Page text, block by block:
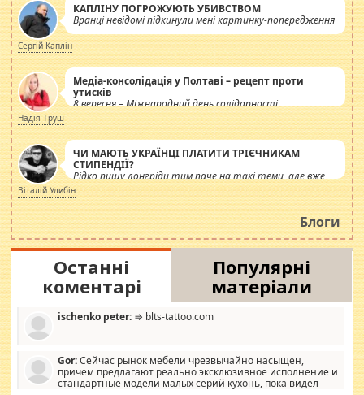
КАПЛІНУ ПОГРОЖУЮТЬ УБИВСТВОМ
Вранці невідомі підкинули мені картинку-попередження
Сергій Каплін
Медіа-консолідація у Полтаві – рецепт проти
утисків
8 вересня – Міжнародний день солідарності
журналістів.
Надія Труш
ЧИ МАЮТЬ УКРАЇНЦІ ПЛАТИТИ ТРІЄЧНИКАМ
СТИПЕНДІЇ?
Рідко пишу лонгріди тим паче на такі теми, але вже
просто дістало! Обурюють сьогоднішні інсенуації
навколо стипендіального питання. Штучно
роздувається ще одна соціальна катастрофа.
Віталій Улибін
Блоги
Останні
коментарі
Популярні
матеріали
ischenko peter: ⇒ blts-tattoo.com
Gor:Сейчас рынок мебели чрезвычайно насыщен,
причем предлагают реально эксклюзивное исполнение и
стандартные модели малых серий кухонь, пока видел